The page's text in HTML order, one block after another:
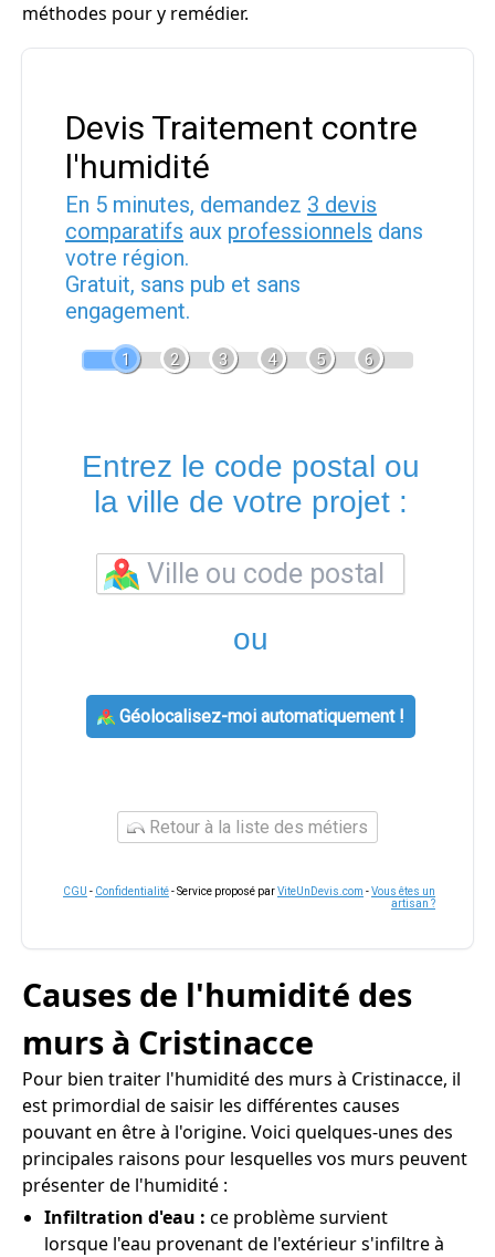
méthodes pour y remédier.
Devis Traitement contre
l'humidité
En 5 minutes, demandez 3 devis
comparatifs aux professionnels dans
votre région.
Gratuit, sans pub et sans
engagement.
1 2 3 4 5 6
Entrez le code postal ou
la ville de votre projet :
ou
Géolocalisez-moi automatiquement !
Retour à la liste des métiers
CGU - Confidentialité- Service proposé parViteUnDevis.com -Vous êtes un
artisan ?
Causes de l'humidité des
murs à Cristinacce
Pour bien traiter l'humidité des murs à Cristinacce, il
est primordial de saisir les différentes causes
pouvant en être à l'origine. Voici quelques-unes des
principales raisons pour lesquelles vos murs peuvent
présenter de l'humidité :
Infiltration d'eau : ce problème survient
lorsque l'eau provenant de l'extérieur s'infiltre à